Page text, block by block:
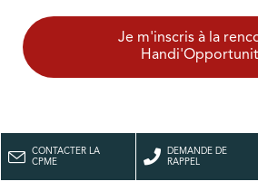
Je m'inscris à la
CONTACTER LA
CPME
DEMANDE DE
RAPPEL